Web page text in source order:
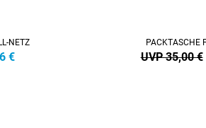
NETZ
€
PACKTASCHE
UVP 35,00 €